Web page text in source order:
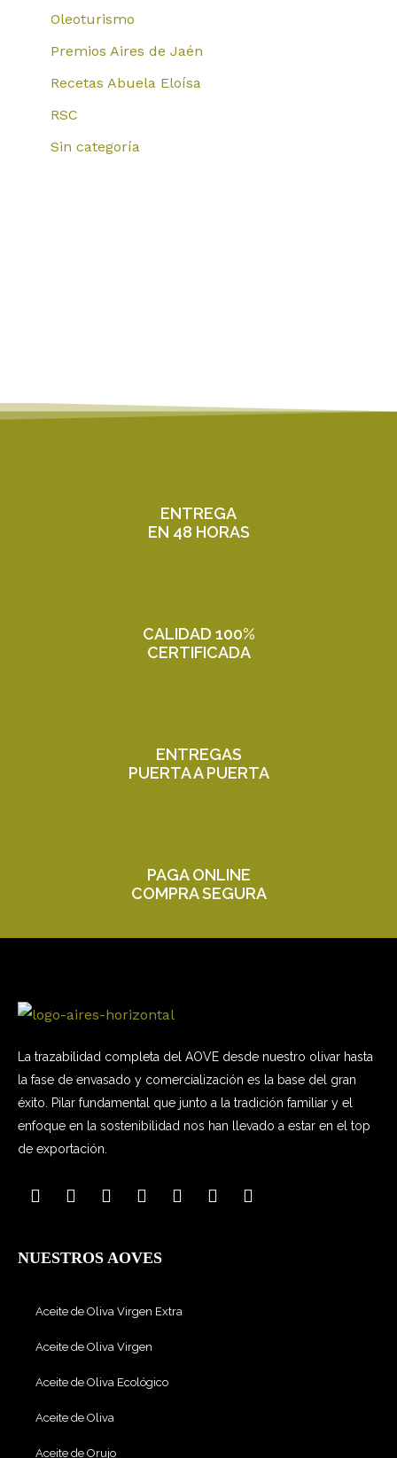
Oleoturismo
Premios Aires de Jaén
Recetas Abuela Eloísa
RSC
Sin categoría
ENTREGA
EN 48 HORAS
CALIDAD 100%
CERTIFICADA
ENTREGAS
PUERTA A PUERTA
PAGA ONLINE
COMPRA SEGURA
La trazabilidad completa del AOVE desde nuestro olivar hasta
la fase de envasado y comercialización es la base del gran
éxito. Pilar fundamental que junto a la tradición familiar y el
enfoque en la sostenibilidad nos han llevado a estar en el top
de exportación.
NUESTROS AOVES
Aceite de Oliva Virgen Extra
Aceite de Oliva Virgen
Aceite de Oliva Ecológico
Aceite de Oliva
Aceite de Orujo